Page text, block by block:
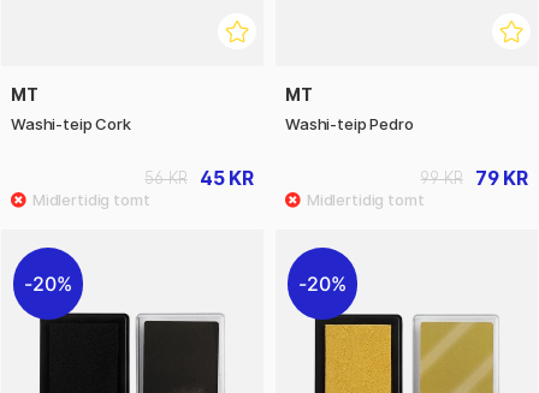
MT
Washi-teip Cork
45 KR
56 KR
MT
Washi-teip Pedro
79 KR
99 KR
20% 20%